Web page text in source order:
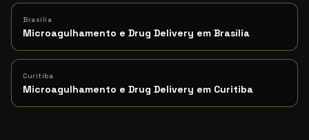
Brasília
Microagulhamento e Drug Delivery em Brasília
Curitiba
Microagulhamento e Drug Delivery em Curitiba